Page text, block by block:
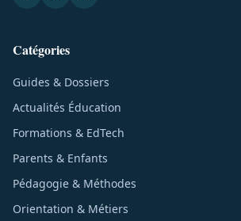
Catégories
Guides & Dossiers
Actualités Éducation
Formations & EdTech
Parents & Enfants
Pédagogie & Méthodes
Orientation & Métiers